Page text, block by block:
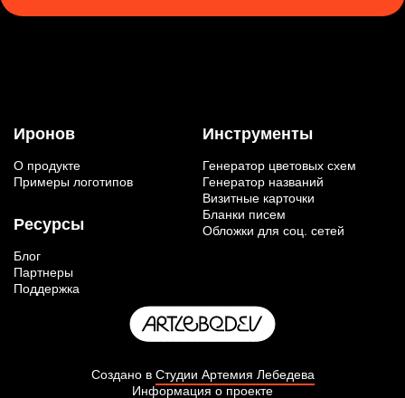
Иронов
О продукте
Примеры логотипов
Ресурсы
Блог
Партнеры
Поддержка
Инструменты
Генератор цветовых схем
Генератор названий
Визитные карточки
Бланки писем
Обложки для соц. сетей
Создано в Студии Артемия Лебедева
Информация о проекте